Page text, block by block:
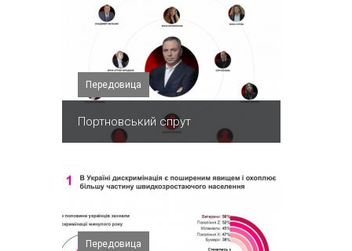
Передовица
Портновський спрут
Передовица